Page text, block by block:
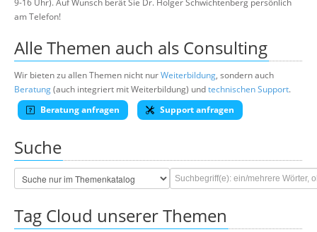
9-16 Uhr). Auf Wunsch berät Sie Dr. Holger Schwichtenberg persönlich
am Telefon!
Alle Themen auch als Consulting
Wir bieten zu allen Themen nicht nurWeiterbildung, sondern auch
Beratung(auch integriert mit Weiterbildung) undtechnischen Support.
Beratung anfragen
Support anfragen
Suche
Tag Cloud unserer Themen